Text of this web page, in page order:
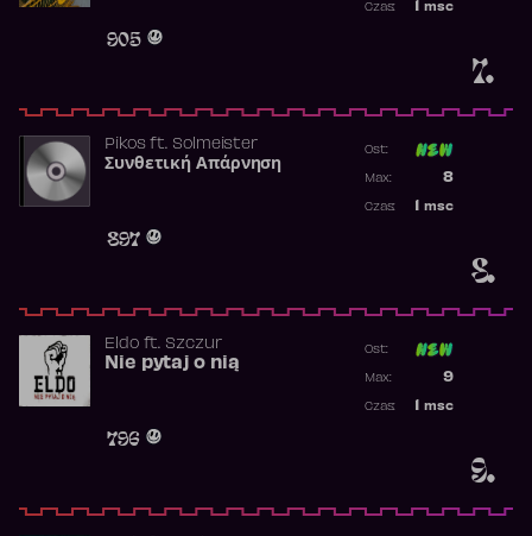
7.
905
msc
Czas:
8.
Pikosft. Solmeister
Συνθετική Απάρνηση
897
Ost:
8
Max:
msc
Czas:
9.
Eldoft. Szczur
Nie pytaj o nią
796
Ost:
9
Max:
msc
Czas: